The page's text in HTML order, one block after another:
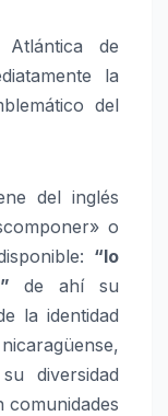
de
la
del
del inglés
o
“lo
de ahí su
la identidad
diversidad
comunidades